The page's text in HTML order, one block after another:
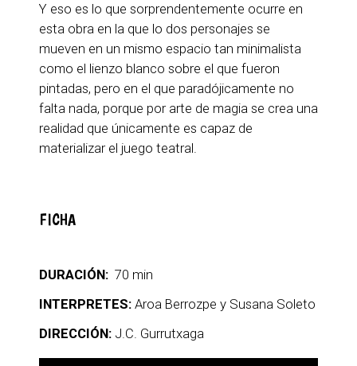
Y eso es lo que sorprendentemente ocurre en
esta obra en la que lo dos personajes se
mueven en un mismo espacio tan minimalista
como el lienzo blanco sobre el que fueron
pintadas, pero en el que paradójicamente no
falta nada, porque por arte de magia se crea una
realidad que únicamente es capaz de
materializar el juego teatral.
FICHA
DURACIÓN: 70 min
INTERPRETES: Aroa Berrozpe y Susana Soleto
DIRECCIÓN: J.C. Gurrutxaga